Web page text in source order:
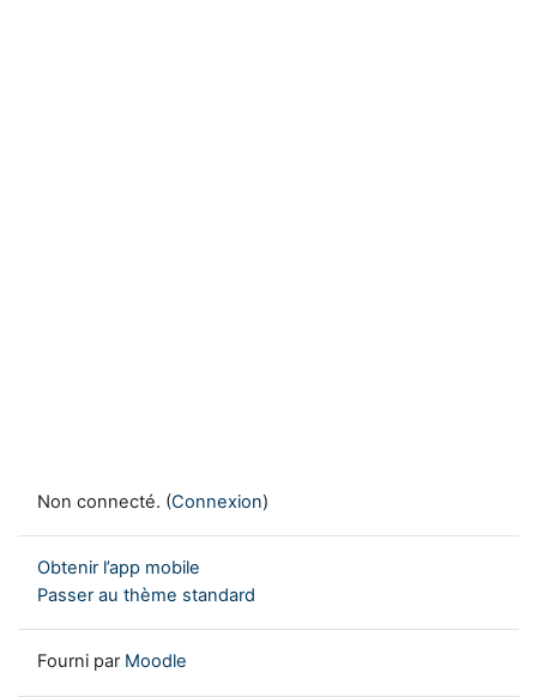
Non connecté. (Connexion)
Obtenir l’app mobile
Passer au thème standard
Fourni par Moodle